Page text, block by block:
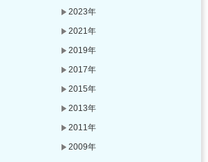
2023年
2021年
2019年
2017年
2015年
2013年
2011年
2009年